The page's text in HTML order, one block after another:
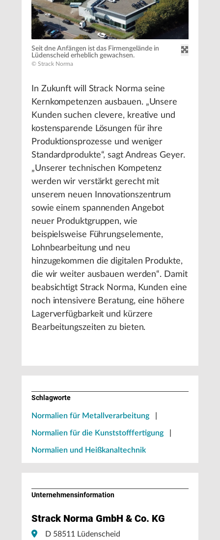
Seit dne Anfängen ist das Firmengelände in
Lüdenscheid erheblich gewachsen.
© Strack Norma
In Zukunft will Strack Norma seine
Kernkompetenzen ausbauen. „Unsere
Kunden suchen clevere, kreative und
kostensparende Lösungen für ihre
Produktionsprozesse und weniger
Standardprodukte“, sagt Andreas Geyer.
„Unserer technischen Kompetenz
werden wir verstärkt gerecht mit
unserem neuen Innovationszentrum
sowie einem spannenden Angebot
neuer Produktgruppen, wie
beispielsweise Führungselemente,
Lohnbearbeitung und neu
hinzugekommen die digitalen Produkte,
die wir weiter ausbauen werden“. Damit
beabsichtigt Strack Norma, Kunden eine
noch intensivere Beratung, eine höhere
Lagerverfügbarkeit und kürzere
Bearbeitungszeiten zu bieten.
Schlagworte
Normalien für Metallverarbeitung
Normalien für die Kunststofffertigung
Normalien und Heißkanaltechnik
Unternehmens­information
Strack Norma GmbH & Co. KG
D 58511 Lüdenscheid